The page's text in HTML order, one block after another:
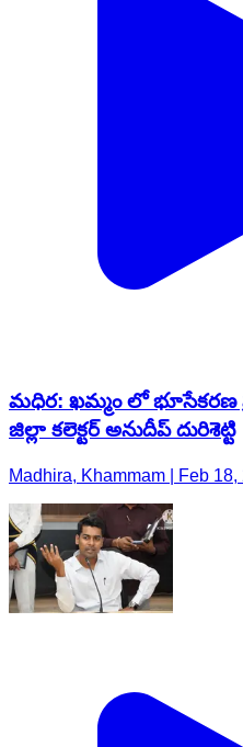
మధిర: ఖమ్మం లో భూసేకరణ
జిల్లా కలెక్టర్ అనుదీప్ దురిశెట్టి
Madhira, Khammam | Feb 18,